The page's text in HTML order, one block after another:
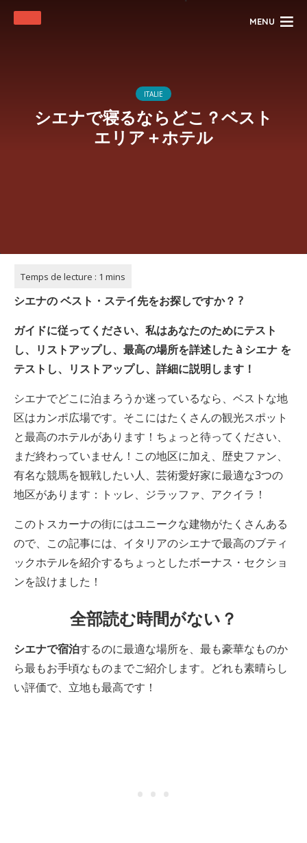
MENU
ITALIE
シエナで寝るならどこ？ベスト
エリア＋ホテル
シエナのベスト・ステイ先をお探しですか？ ?
ガイドに従ってください、私はあなたのためにテスト
し、リストアップし、最高の場所を詳述した à シエナ を
テストし、リストアップし、詳細に説明します！
シエナでどこに泊まろうか迷っているなら、ベストな地
区はカンポ広場です。そこにはたくさんの観光スポット
と最高のホテルがあります！ちょっと待ってください、
まだ終わっていません！この地区に加え、歴史ファン、
有名な競馬を観戦したい人、芸術愛好家に最適な3つの
地区があります：トッレ、ジラッファ、アクイラ！
このトスカーナの街にはユニークな建物がたくさんある
ので、この記事には、イタリアのシエナで最高のブティ
ックホテルを紹介するちょっとしたボーナス・セクショ
ンを設けました！
全部読む時間がない？
シエナで宿泊するのに最適な場所を、最も豪華なものか
ら最もお手頃なものまでご紹介します。どれも素晴らし
い評価で、立地も最高です！